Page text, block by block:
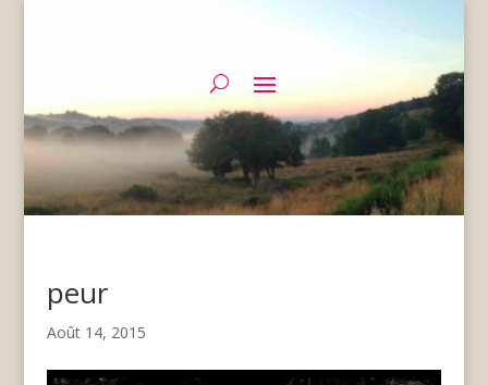
peur
Août 14, 2015